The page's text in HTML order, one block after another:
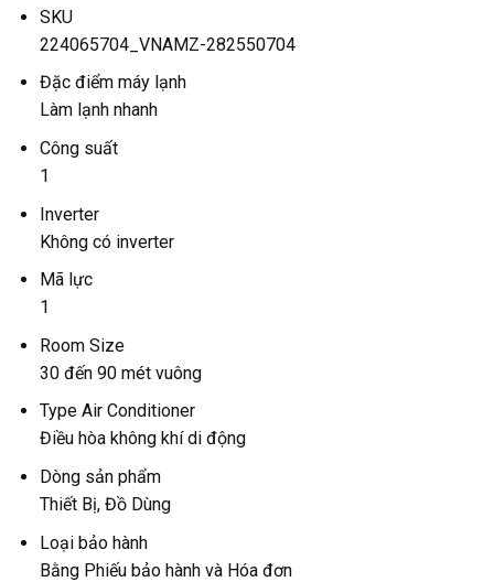
SKU
224065704_VNAMZ-282550704
Đặc điểm máy lạnh
Làm lạnh nhanh
Công suất
1
Inverter
Không có inverter
Mã lực
1
Room Size
30 đến 90 mét vuông
Type Air Conditioner
Điều hòa không khí di động
Dòng sản phẩm
Thiết Bị, Đồ Dùng
Loại bảo hành
Bằng Phiếu bảo hành và Hóa đơn